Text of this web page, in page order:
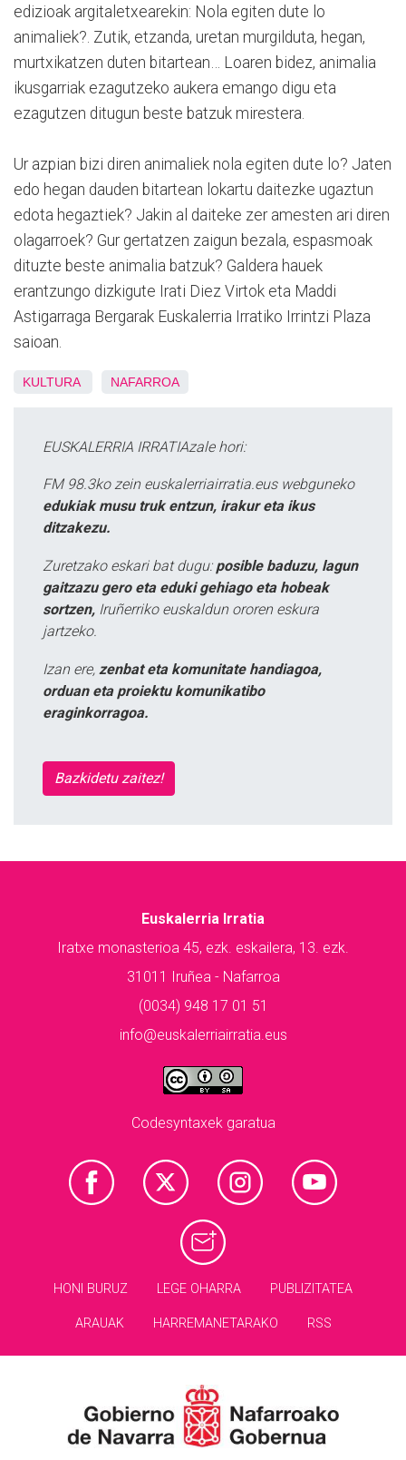
edizioak argitaletxearekin: Nola egiten dute lo
animaliek?. Zutik, etzanda, uretan murgilduta, hegan,
murtxikatzen duten bitartean… Loaren bidez, animalia
ikusgarriak ezagutzeko aukera emango digu eta
ezagutzen ditugun beste batzuk mirestera.
Ur azpian bizi diren animaliek nola egiten dute lo? Jaten
edo hegan dauden bitartean lokartu daitezke ugaztun
edota hegaztiek? Jakin al daiteke zer amesten ari diren
olagarroek? Gur gertatzen zaigun bezala, espasmoak
dituzte beste animalia batzuk? Galdera hauek
erantzungo dizkigute Irati Diez Virtok eta Maddi
Astigarraga Bergarak Euskalerria Irratiko Irrintzi Plaza
saioan.
KULTURA NAFARROA
EUSKALERRIA IRRATIAzale hori:
FM 98.3ko zein euskalerriairratia.eus webguneko
edukiak musu truk entzun, irakur eta ikus
ditzakezu.
Zuretzako eskari bat dugu: posible baduzu, lagun
gaitzazu gero eta eduki gehiago eta hobeak
sortzen, Iruñerriko euskaldun ororen eskura
jartzeko.
Izan ere, zenbat eta komunitate handiagoa,
orduan eta proiektu komunikatibo
eraginkorragoa.
Bazkidetu zaitez!
Euskalerria Irratia
Iratxe monasterioa 45, ezk. eskailera, 13. ezk.
31011 Iruñea - Nafarroa
(0034) 948 17 01 51
info@euskalerriairratia.eus
Codesyntaxek garatua
HONI BURUZ LEGE OHARRA PUBLIZITATEA
ARAUAK HARREMANETARAKO RSS